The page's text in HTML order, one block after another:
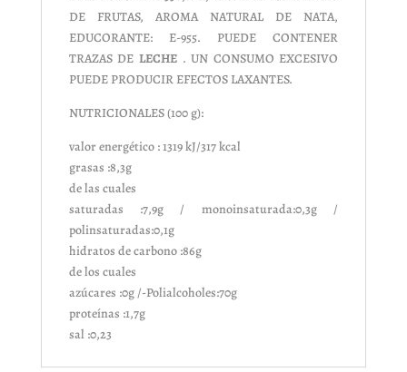
DE FRUTAS, AROMA NATURAL DE NATA,
EDUCORANTE: E-955. PUEDE CONTENER
TRAZAS DE LECHE. UN CONSUMO EXCESIVO
PUEDE PRODUCIR EFECTOS LAXANTES.
NUTRICIONALES (100 g):
valor energético : 1319 kJ/317 kcal
grasas :8,3g
de las cuales
saturadas :7,9g / monoinsaturada:0,3g /
polinsaturadas:0,1g
hidratos de carbono :86g
de los cuales
azúcares :0g /-Polialcoholes:70g
proteínas :1,7g
sal :0,23